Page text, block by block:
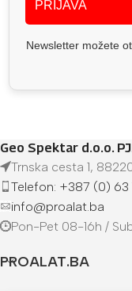
PRIJAVA
Newsletter možete
Geo Spektar d.o.o.
Trnska cesta 1,
Telefon: +387 (0) 63
info@proalat.ba
Pon-Pet 08-16h /
PROALAT.BA